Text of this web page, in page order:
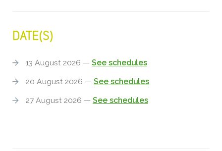
DATE(S)
13 August 2026 — See schedules
20 August 2026 — See schedules
27 August 2026 — See schedules